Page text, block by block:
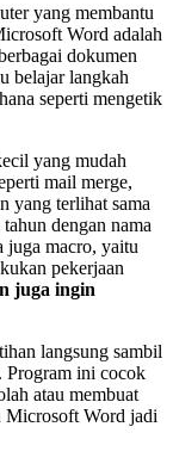
yang membantu
Word adalah
dokumen
belajar langkah
seperti mengetik
yang mudah
mail merge,
yang terlihat sama
dengan nama
juga macro, yaitu
pekerjaan
juga ingin
langsung sambil
Program ini cocok
atau membuat
Microsoft Word jadi